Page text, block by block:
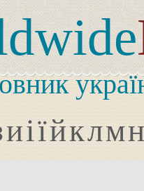
иіїйклмн